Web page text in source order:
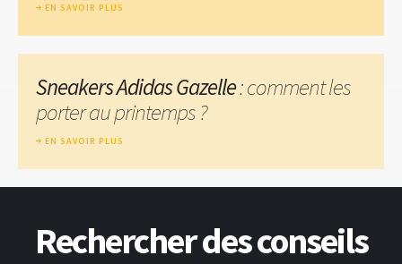
EN SAVOIR PLUS
Sneakers Adidas Gazelle: comment les
porter au printemps ?
EN SAVOIR PLUS
Rechercher des conseils